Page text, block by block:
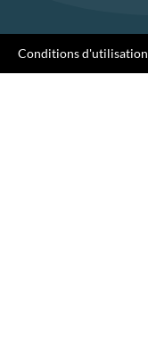
Conditions d'utilisation